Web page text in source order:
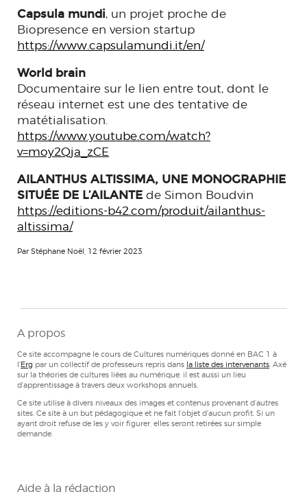
Capsula mundi, un projet proche de
Biopresence en version startup
https://www.capsulamundi.it/en/
World brain
Documentaire sur le lien entre tout, dont le
réseau internet est une des tentative de
matétialisation.
https://www.youtube.com/watch?
v=moy2Qja_zCE
AILANTHUS ALTISSIMA, UNE MONOGRAPHIE
SITUÉE DE L’AILANTE de Simon Boudvin
https://editions-b42.com/produit/ailanthus-
altissima/
Par Stéphane Noël, 12 février 2023
A propos
Ce site accompagne le cours de Cultures numériques donné en BAC 1 à
l'Erg par un collectif de professeurs repris dans la liste des intervenants . Axé
sur la théories de cultures liées au numérique, il est aussi un lieu
d'apprentissage à travers deux workshops annuels.
Ce site utilise à divers niveaux des images et contenus provenant d’autres
sites. Ce site à un but pédagogique et ne fait l'objet d'aucun profit. Si un
ayant droit refuse de les y voir figurer, elles seront retirées sur simple
demande.
Aide à la rédaction